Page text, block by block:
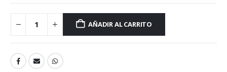
AÑADIR AL CARRITO